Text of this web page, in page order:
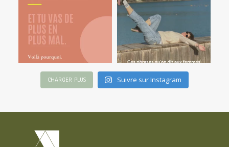
CHARGER PLUS Suivre sur Instagram